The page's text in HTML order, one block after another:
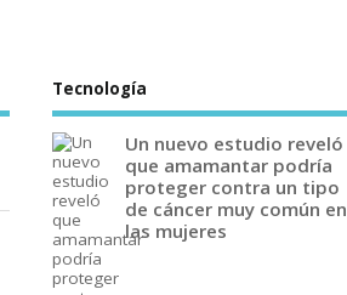
Tecnología
Un nuevo estudio reveló
que amamantar podría
proteger contra un tipo
de cáncer muy común en
las mujeres